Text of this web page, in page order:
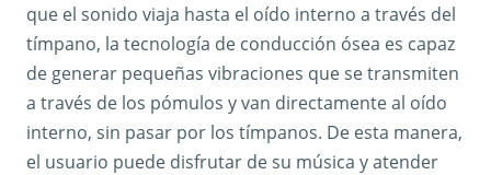
que el sonido viaja hasta el oído interno a través del
tímpano, la tecnología de conducción ósea es capaz
de generar pequeñas vibraciones que se transmiten
a través de los pómulos y van directamente al oído
interno, sin pasar por los tímpanos. De esta manera,
el usuario puede disfrutar de su música y atender